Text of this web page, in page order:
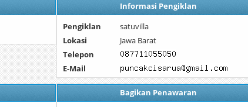
Informasi Pengiklan
Pengiklan
satuvilla
Lokasi
Jawa Barat
Telepon
E-Mail
Bagikan Penawaran